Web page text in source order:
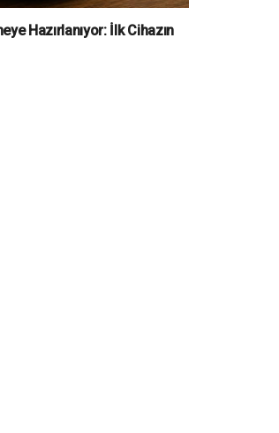
Hazırlanıyor: İlk Cihazın